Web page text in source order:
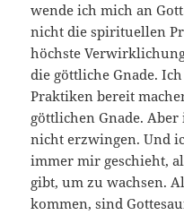
wende ich mich an
nicht die spirituellen
höchste
die göttliche Gnade.
Praktiken bereit
göttlichen Gnade.
nicht erzwingen. Und
immer mir geschieht,
gibt, um zu wachsen.
kommen, sind